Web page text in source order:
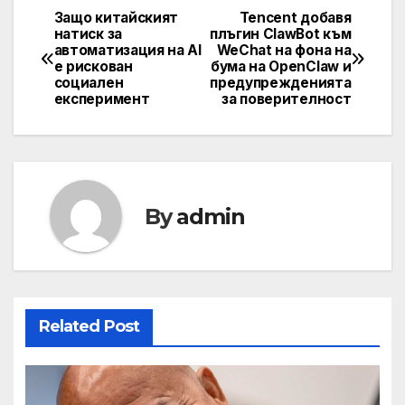
Навигация
Tencent добавя
плъгин ClawBot към
WeChat на фона на
бума на OpenClaw и
предупрежденията
за поверителност
Защо китайският
натиск за
автоматизация на AI
е рискован
социален
експеримент
Byadmin
Related Post